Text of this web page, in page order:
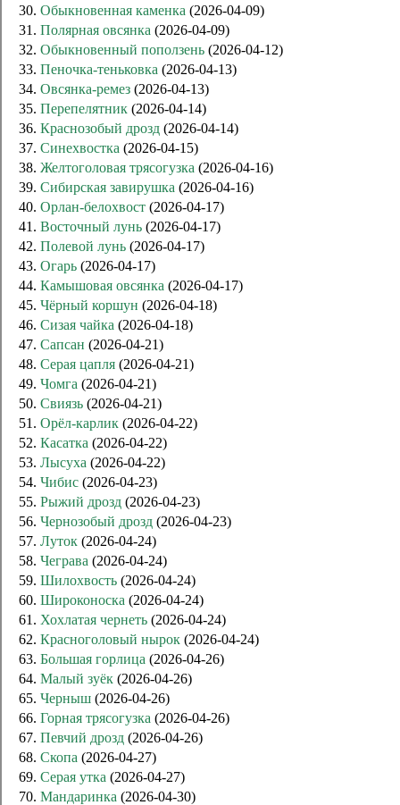
30. Обыкновенная каменка (2026-04-09)
31. Полярная овсянка (2026-04-09)
32. Обыкновенный поползень (2026-04-12)
33. Пеночка-теньковка (2026-04-13)
34. Овсянка-ремез (2026-04-13)
35. Перепелятник (2026-04-14)
36. Краснозобый дрозд (2026-04-14)
37. Синехвостка (2026-04-15)
38. Желтоголовая трясогузка (2026-04-16)
39. Сибирская завирушка (2026-04-16)
40. Орлан-белохвост (2026-04-17)
41. Восточный лунь (2026-04-17)
42. Полевой лунь (2026-04-17)
43. Огарь (2026-04-17)
44. Камышовая овсянка (2026-04-17)
45. Чёрный коршун (2026-04-18)
46. Сизая чайка (2026-04-18)
47. Сапсан (2026-04-21)
48. Серая цапля (2026-04-21)
49. Чомга (2026-04-21)
50. Свиязь (2026-04-21)
51. Орёл-карлик (2026-04-22)
52. Касатка (2026-04-22)
53. Лысуха (2026-04-22)
54. Чибис (2026-04-23)
55. Рыжий дрозд (2026-04-23)
56. Чернозобый дрозд (2026-04-23)
57. Луток (2026-04-24)
58. Чеграва (2026-04-24)
59. Шилохвость (2026-04-24)
60. Широконоска (2026-04-24)
61. Хохлатая чернеть (2026-04-24)
62. Красноголовый нырок (2026-04-24)
63. Большая горлица (2026-04-26)
64. Малый зуёк (2026-04-26)
65. Черныш (2026-04-26)
66. Горная трясогузка (2026-04-26)
67. Певчий дрозд (2026-04-26)
68. Скопа (2026-04-27)
69. Серая утка (2026-04-27)
70. Мандаринка (2026-04-30)